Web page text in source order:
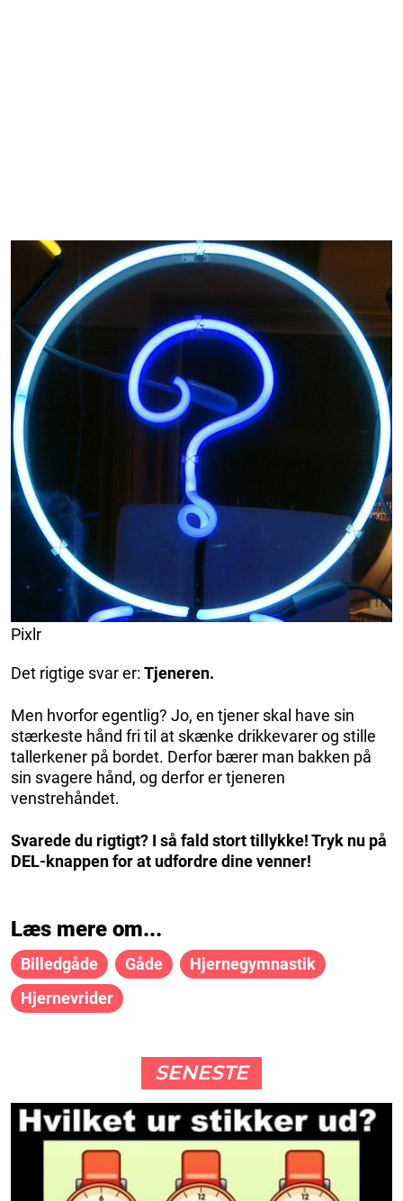
Pixlr
Det rigtige svar er: Tjeneren.
Men hvorfor egentlig? Jo, en tjener skal have sin
stærkeste hånd fri til at skænke drikkevarer og stille
tallerkener på bordet. Derfor bærer man bakken på
sin svagere hånd, og derfor er tjeneren
venstrehåndet.
Svarede du rigtigt? I så fald stort tillykke! Tryk nu på
DEL-knappen for at udfordre dine venner!
Læs mere om...
Billedgåde Gåde
Hjernegymnastik
Hjernevrider
SENESTE